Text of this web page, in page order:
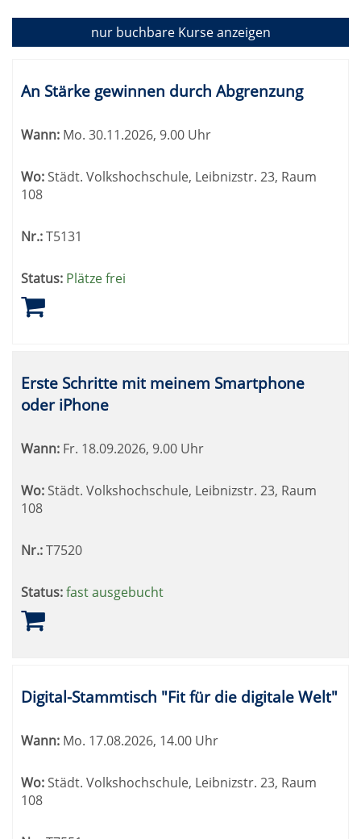
nur buchbareKurse anzeigen
Tabellenüberschriften
können
werden.
An Stärke gewinnen durch Abgrenzung
Wann: Mo. 30.11.2026, 9.00 Uhr
Wo:Städt. Volkshochschule, Leibnizstr. 23, Raum
108
Nr.:T5131
Status: Plätze frei
Erste Schritte mit meinem Smartphone
oder iPhone
Wann: Fr. 18.09.2026, 9.00 Uhr
Wo: Städt. Volkshochschule, Leibnizstr. 23, Raum
108
Nr.:T7520
Status:fast ausgebucht
Digital-Stammtisch "Fit für die digitale Welt"
Wann: Mo. 17.08.2026, 14.00 Uhr
Wo:Städt. Volkshochschule, Leibnizstr. 23, Raum
108